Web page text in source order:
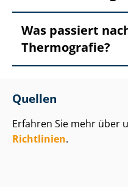
Was passiert
Thermografie?
Quellen
Erfahren Sie mehr über
Richtlinien.